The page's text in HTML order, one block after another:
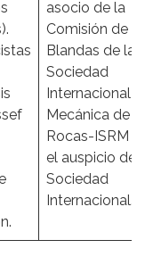
asocio de la
Comisión de
Blandas de la
Sociedad
Internacional
Mecánica de
Rocas-ISRM y
el auspicio de
Sociedad
Internacional.